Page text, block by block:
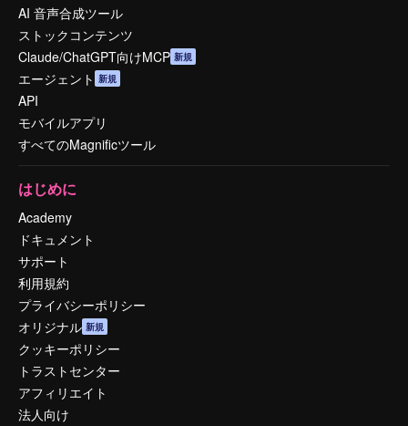
AI 音声合成ツール
ストックコンテンツ
Claude/ChatGPT向けMCP 新規
エージェント 新規
API
モバイルアプリ
すべてのMagnificツール
はじめに
Academy
ドキュメント
サポート
利用規約
プライバシーポリシー
オリジナル 新規
クッキーポリシー
トラストセンター
アフィリエイト
法人向け